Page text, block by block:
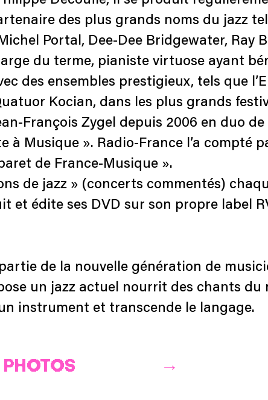
des plus grands noms du jazz
Portal, Dee-Dee Bridgewater, Ray
du terme, pianiste virtuose ayant
des ensembles prestigieux, tels que
Kocian, dans les plus grands
François Zygel depuis 2006 en duo
à Musique ». Radio-France l’a compté
de France-Musique ».
de jazz » (concerts commentés)
et édite ses DVD sur son propre label
de la nouvelle génération de
un jazz actuel nourrit des chants
instrument et transcende le langage.
PHOTOS